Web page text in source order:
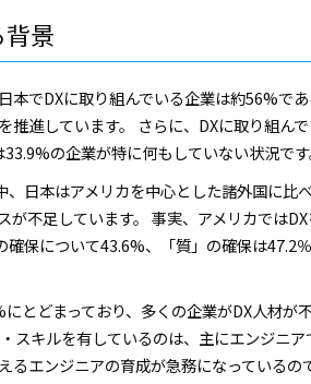
景
本でDXに取り組んでいる企業は約56%で
推進しています。 さらに、DXに取り組ん
の企業が特に何もしていない状況です
日本はアメリカを中心とした諸外国に比
不足しています。 事実、アメリカでは
保について43.6%、「質」の確保は47.2
とどまっており、多くの企業がDX人材が
スキルを有しているのは、主にエンジニア
エンジニアの育成が急務になっているの